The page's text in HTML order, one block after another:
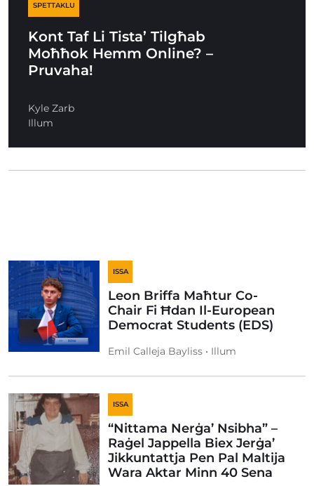
SPETTAKLU
Kont Taf Li Tista’ Tilgħab
Moħħok Hemm Online? –
Pruvaha!
Kyle Zarb
Illum
ISSA
Leon Briffa Maħtur Co-
Chair Fi Ħdan Il-European
Democrat Students (EDS)
Emil Calleja Bayliss • Illum
ISSA
“Nittama Nerġa’ Nsibha” –
Raġel Jappella Biex Jerġa’
Jikkuntattja Pen Pal Maltija
Wara Aktar Minn 40 Sena